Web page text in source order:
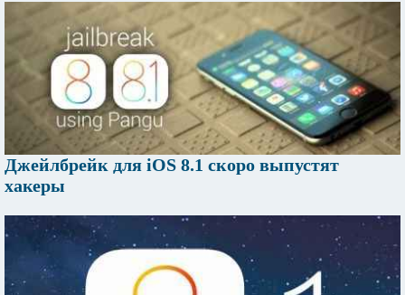
Джейлбрейк для iOS 8.1 скоро выпустят
хакеры